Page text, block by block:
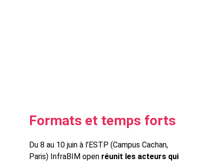
Formats et temps forts
Du 8 au 10 juin à l’ESTP (Campus Cachan,
Paris) InfraBIM open réunit les acteurs qui